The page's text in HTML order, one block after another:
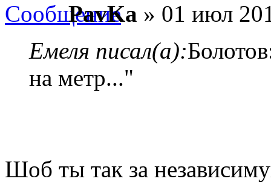
PavKa » 01 июл
Емеля писал(а):
на метр..."
Шоб ты так за